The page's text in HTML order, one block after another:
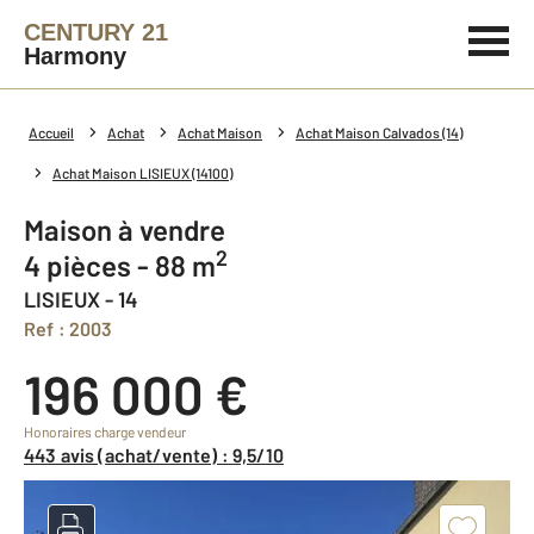
CENTURY 21
Harmony
Accueil Achat Achat Maison Achat Maison Calvados (14)
Achat Maison LISIEUX (14100)
Maison à vendre
4 pièces - 88 m2
LISIEUX - 14
Ref : 2003
196 000 €
Honoraires charge vendeur
443 avis (achat/vente) : 9,5/10